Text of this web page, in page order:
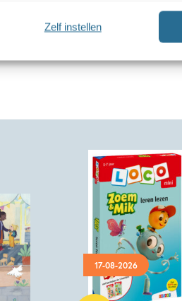
Zelf instellen
17-08-2026
Paperback